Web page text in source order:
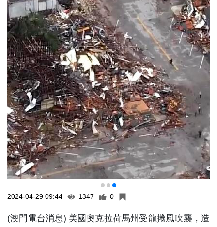
2024-04-29 09:44 1347 0
(澳門電台消息) 美國奧克拉荷馬州受龍捲風吹襲，造